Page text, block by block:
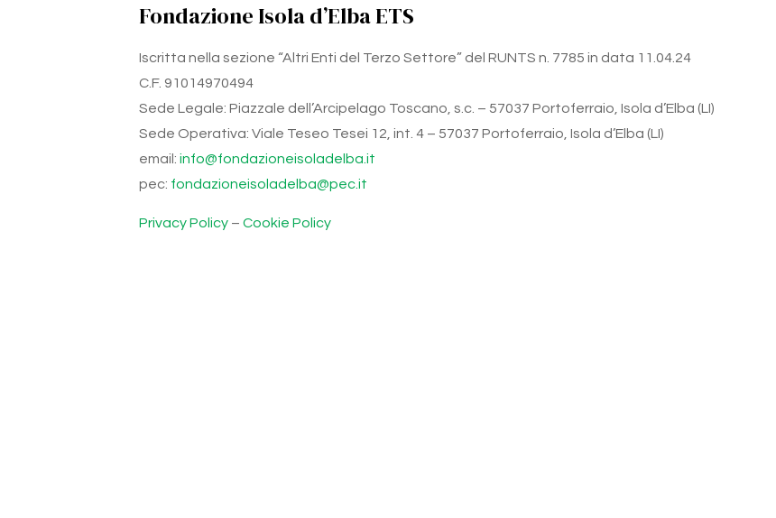
Fondazione Isola d’Elba ETS
Iscritta nella sezione “Altri Enti del Terzo Settore” del RUNTS n. 7785 in data 11.04.24
C.F. 91014970494
Sede Legale: Piazzale dell’Arcipelago Toscano, s.c. – 57037 Portoferraio, Isola d’Elba (LI)
Sede Operativa: Viale Teseo Tesei 12, int. 4 – 57037 Portoferraio, Isola d’Elba (LI)
email: info@fondazioneisoladelba.it
pec: fondazioneisoladelba@pec.it
Privacy Policy – Cookie Policy